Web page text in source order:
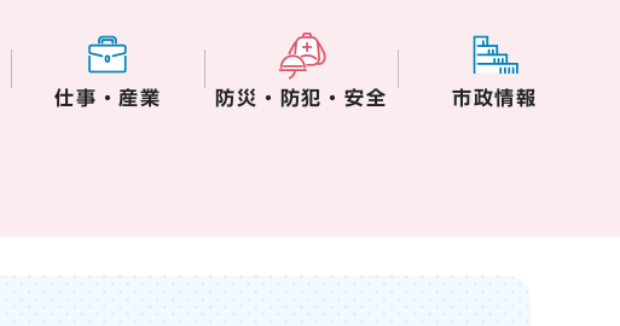
仕事・産業 防災・防犯・安全 市政情報